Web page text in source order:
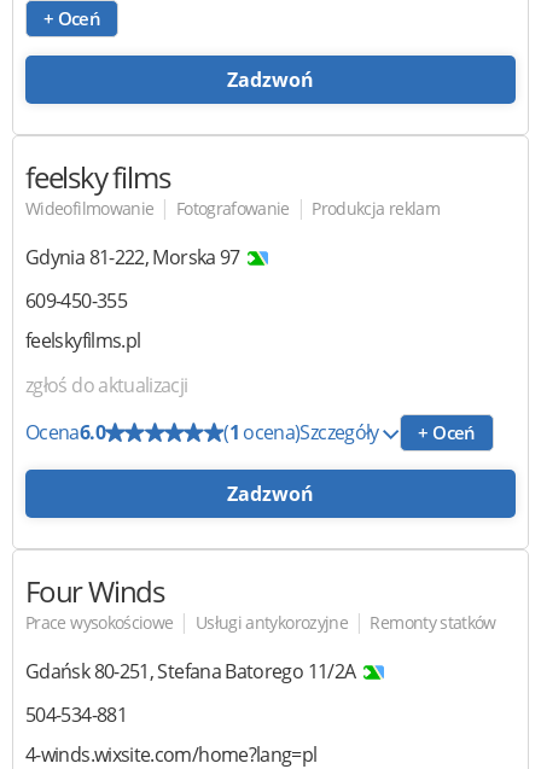
+ Oceń
Zadzwoń
feelsky films
Wideofilmowanie | Fotografowanie | Produkcja reklam
Gdynia81-222,Morska 97
609-450-355
feelskyfilms.pl
zgłoś do aktualizacji
Ocena6.0 (1 ocena)Szczegóły + Oceń
Zadzwoń
Four Winds
Prace wysokościowe | Usługi antykorozyjne | Remonty statków
Gdańsk80-251,Stefana Batorego 11/2A
504-534-881
4-winds.wixsite.com/home?lang=pl